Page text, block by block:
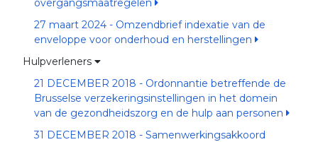
overgangsmaatregelen
27 maart 2024 - Omzendbrief indexatie van de
enveloppe voor onderhoud en herstellingen
Hulpverleners
21 DECEMBER 2018 - Ordonnantie betreffende de
Brusselse verzekeringsinstellingen in het domein
van de gezondheidszorg en de hulp aan personen
31 DECEMBER 2018 - Samenwerkingsakkoord